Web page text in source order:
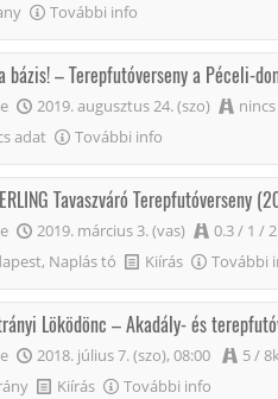
További info
bázis! – Terepfutóverseny a Péceli-
2019. augusztus 24. (szo)
adat
További info
Tavaszváró Terepfutóverseny
2019. március 3. (vas)
0.3 / 1 /
Naplás tó
Kiírás További
Löködönc – Akadály- és
2018. július 7. (szo), 08:00
5 /
Kiírás További info